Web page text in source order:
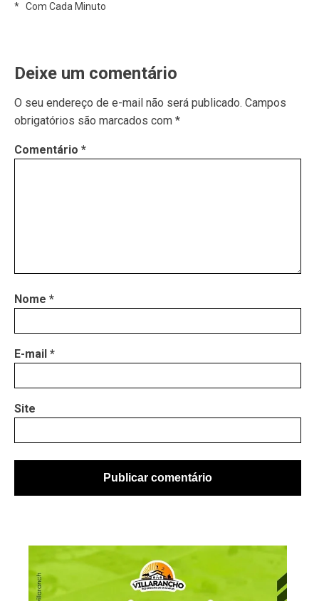
* Com Cada Minuto
Deixe um comentário
O seu endereço de e-mail não será publicado. Campos
obrigatórios são marcados com *
Comentário *
Nome *
E-mail *
Site